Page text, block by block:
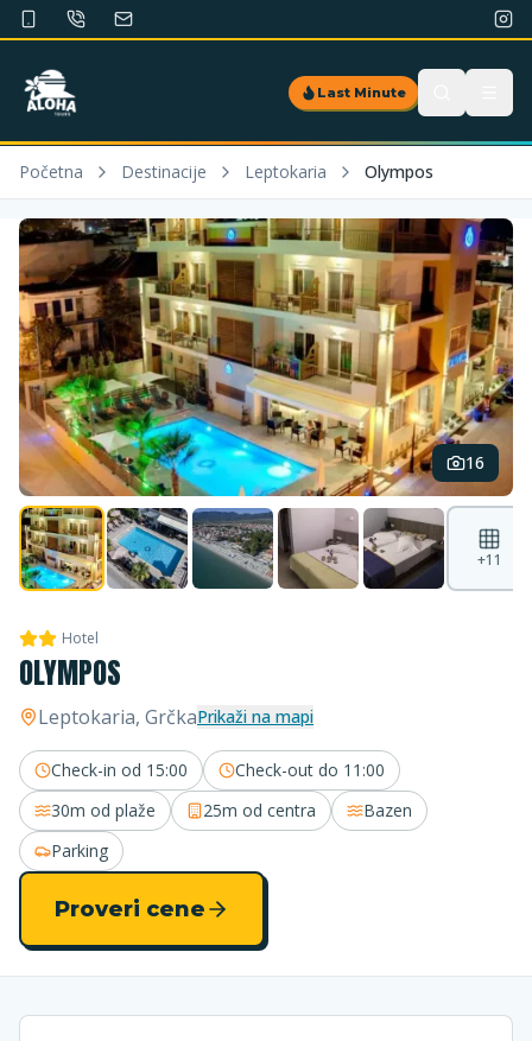
Last Minute
Početna Destinacije Leptokaria Olympos
16
+11
Hotel
OLYMPOS
Leptokaria, GrčkaPrikaži na mapi
Check-in od 15:00 Check-out do 11:00
30m od plaže 25m od centra
Bazen
Parking
Proveri cene